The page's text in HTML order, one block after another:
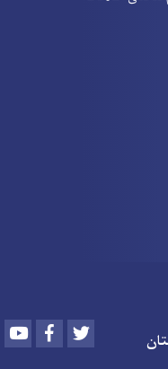
Youtube Facebook